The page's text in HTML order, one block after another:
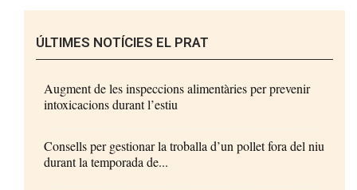
ÚLTIMES NOTÍCIES EL PRAT
Augment de les inspeccions alimentàries per prevenir
intoxicacions durant l’estiu
Consells per gestionar la troballa d’un pollet fora del niu
durant la temporada de...